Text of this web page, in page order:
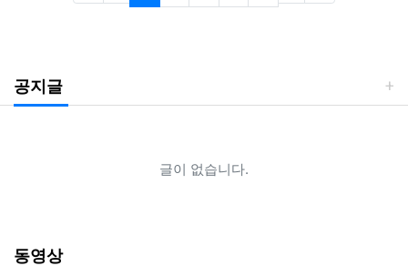
공지글
글이 없습니다.
동영상